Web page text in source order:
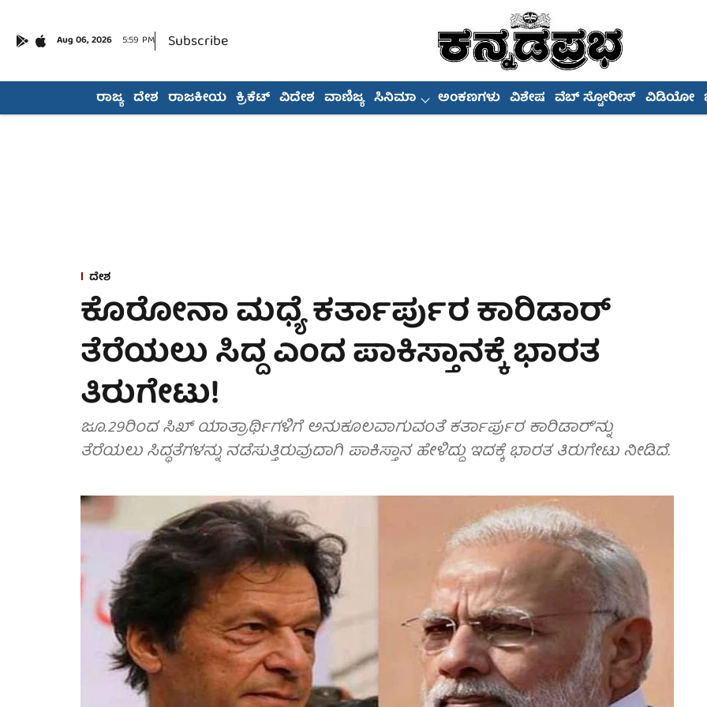
Aug 06, 2026 5:59 PM Subscribe
ರಾಜ್ಯ ದೇಶ ರಾಜಕೀಯ ಕ್ರಿಕೆಟ್ ವಿದೇಶ ವಾಣಿಜ್ಯ ಸಿನಿಮಾ ಅಂಕಣಗಳು ವಿಶೇಷ ವೆಬ್ ಸ್ಟೋರೀಸ್ ವಿಡಿಯೋ
ದೇಶ
ಕೊರೋನಾ ಮಧ್ಯೆ ಕರ್ತಾರ್ಪುರ ಕಾರಿಡಾರ್
ತೆರೆಯಲು ಸಿದ್ದ ಎಂದ ಪಾಕಿಸ್ತಾನಕ್ಕೆ ಭಾರತ
ತಿರುಗೇಟು!
ಜೂ.29ರಿಂದ ಸಿಖ್ ಯಾತ್ರಾರ್ಥಿಗಳಿಗೆ ಅನುಕೂಲವಾಗುವಂತೆ ಕರ್ತಾರ್ಪುರ ಕಾರಿಡಾರ್'ನ್ನು
ತೆರೆಯಲು ಸಿದ್ಧತೆಗಳನ್ನು ನಡೆಸುತ್ತಿರುವುದಾಗಿ ಪಾಕಿಸ್ತಾನ ಹೇಳಿದ್ದು ಇದಕ್ಕೆ ಭಾರತ ತಿರುಗೇಟು ನೀಡಿದೆ.